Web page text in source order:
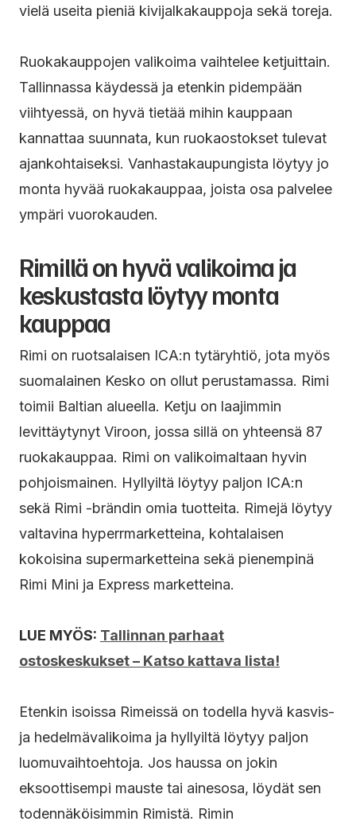
vielä useita pieniä kivijalkakauppoja sekä toreja.
Ruokakauppojen valikoima vaihtelee ketjuittain.
Tallinnassa käydessä ja etenkin pidempään
viihtyessä, on hyvä tietää mihin kauppaan
kannattaa suunnata, kun ruokaostokset tulevat
ajankohtaiseksi. Vanhastakaupungista löytyy jo
monta hyvää ruokakauppaa, joista osa palvelee
ympäri vuorokauden.
Rimillä on hyvä valikoima ja
keskustasta löytyy monta
kauppaa
Rimi on ruotsalaisen ICA:n tytäryhtiö, jota myös
suomalainen Kesko on ollut perustamassa. Rimi
toimii Baltian alueella. Ketju on laajimmin
levittäytynyt Viroon, jossa sillä on yhteensä 87
ruokakauppaa. Rimi on valikoimaltaan hyvin
pohjoismainen. Hyllyiltä löytyy paljon ICA:n
sekä Rimi -brändin omia tuotteita. Rimejä löytyy
valtavina hyperrmarketteina, kohtalaisen
kokoisina supermarketteina sekä pienempinä
Rimi Mini ja Express marketteina.
LUE MYÖS: Tallinnan parhaat
ostoskeskukset – Katso kattava lista!
Etenkin isoissa Rimeissä on todella hyvä kasvis-
ja hedelmävalikoima ja hyllyiltä löytyy paljon
luomuvaihtoehtoja. Jos haussa on jokin
eksoottisempi mauste tai ainesosa, löydät sen
todennäköisimmin Rimistä. Rimin